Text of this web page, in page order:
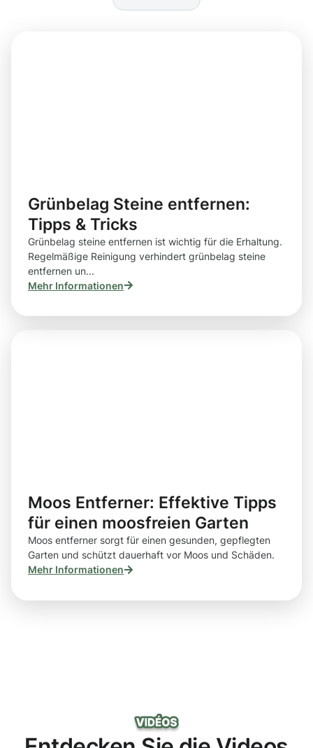
Grünbelag Steine entfernen:
Tipps & Tricks
Grünbelag steine entfernen ist wichtig für die Erhaltung.
Regelmäßige Reinigung verhindert grünbelag steine
entfernen un...
Mehr Informationen
Moos Entferner: Effektive Tipps
für einen moosfreien Garten
Moos entferner sorgt für einen gesunden, gepflegten
Garten und schützt dauerhaft vor Moos und Schäden.
Mehr Informationen